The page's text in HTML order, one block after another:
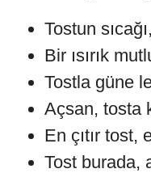
Tostun
Bir ısırık
Tostla güne
Açsan, tosta
En çıtır tost,
Tost burada,